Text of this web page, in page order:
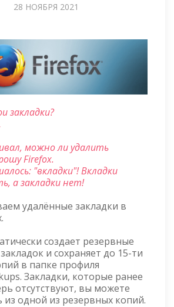
28 НОЯБРЯ 2021
закладки?
можно ли удалить
Firefox.
"вкладки"! Вкладки
а закладки нет!
удалённые закладки в
создает резервные
и сохраняет до 15-ти
в папке профиля
Закладки, которые ранее
отсутствуют, вы можете
из одной из резервных копий.